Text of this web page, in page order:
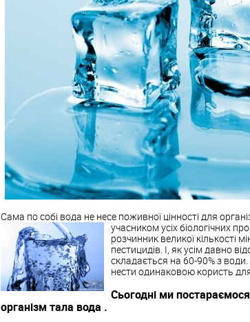
Сама по собі вода не несе поживної цінності для
учасником усіх біологічних
розчинник великої кількості
пестицидів. І, як усім давно
складається на 60-90% з
нести одинаковою користь
Сьогодні ми
організм тала вода .